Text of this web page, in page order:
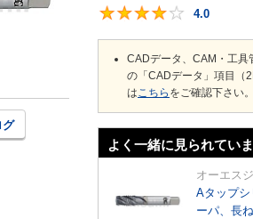
グ
4.0
CADデータ、CAM・工具
の「CADデータ」項目（
はこちら をご確認下さい。
よく一緒に見られてい
オーエス
Aタップ
ーパ、長